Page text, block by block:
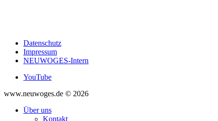
Datenschutz
Impressum
NEUWOGES-Intern
YouTube
www.neuwoges.de © 2026
Über uns
Kontakt